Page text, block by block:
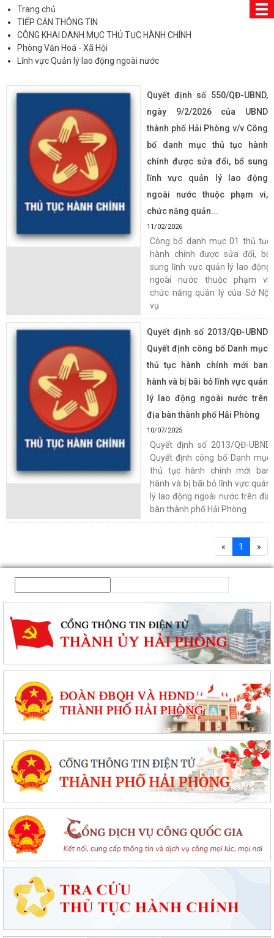
Trang chủ
TIẾP CẬN THÔNG TIN
CÔNG KHAI DANH MỤC THỦ TỤC HÀNH CHÍNH
Phòng Văn Hoá - Xã Hội
Lĩnh vực Quản lý lao động ngoài nước
Quyết định số 550/QĐ-UBND,
ngày 9/2/2026 của UBND
thành phố Hải Phòng v/v Công
bố danh mục thủ tục hành
chính được sửa đổi, bổ sung
lĩnh vực quản lý lao động
ngoài nước thuộc phạm vi,
chức năng quản...
11/02/2026
Công bố danh mục 01 thủ tục
hành chính được sửa đổi, bổ
sung lĩnh vực quản lý lao động
ngoài nước thuộc phạm vi,
chức năng quản lý của Sở Nội
vụ
Quyết định số 2013/QĐ-UBND
Quyết định công bố Danh mục
thủ tục hành chính mới ban
hành và bị bãi bỏ lĩnh vực quản
lý lao động ngoài nước trên
địa bàn thành phố Hải Phòng
10/07/2025
Quyết định số 2013/QĐ-UBND
Quyết định công bố Danh mục
thủ tục hành chính mới ban
hành và bị bãi bỏ lĩnh vực quản
lý lao động ngoài nước trên địa
bàn thành phố Hải Phòng
« 1 »